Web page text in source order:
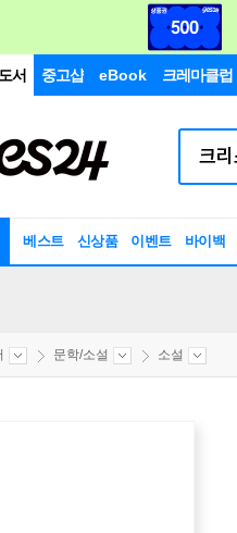
서 중고샵 eBook 크레마클럽
베스트 신상품 이벤트 바이백
문학/소설 소설